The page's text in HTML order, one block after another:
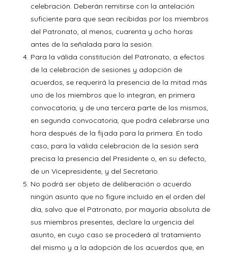
celebración. Deberán remitirse con la antelación
suficiente para que sean recibidas por los miembros
del Patronato, al menos, cuarenta y ocho horas
antes de la señalada para la sesión.
Para la válida constitución del Patronato, a efectos
de la celebración de sesiones y adopción de
acuerdos, se requerirá la presencia de la mitad más
uno de los miembros que lo integran, en primera
convocatoria, y de una tercera parte de los mismos,
en segunda convocatoria, que podrá celebrarse una
hora después de la fijada para la primera. En todo
caso, para la válida celebración de la sesión será
precisa la presencia del Presidente o, en su defecto,
de un Vicepresidente, y del Secretario.
No podrá ser objeto de deliberación o acuerdo
ningún asunto que no figure incluido en el orden del
día, salvo que el Patronato, por mayoría absoluta de
sus miembros presentes, declare la urgencia del
asunto, en cuyo caso se procederá al tratamiento
del mismo y a la adopción de los acuerdos que, en